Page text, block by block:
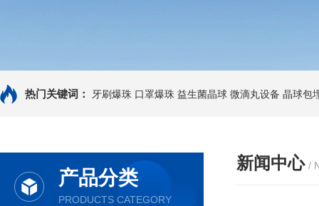
热门关键词： 牙刷爆珠 口罩爆珠 益生菌晶球 微滴丸设备 晶球包
产品分类
PRODUCTS CATEGORY
新闻中心 /